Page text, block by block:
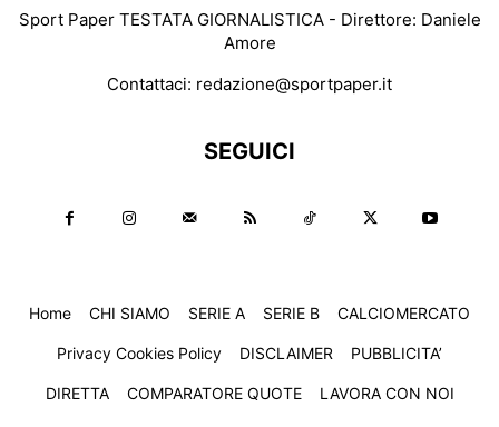
Sport Paper TESTATA GIORNALISTICA - Direttore: Daniele
Amore
Contattaci: redazione@sportpaper.it
SEGUICI
Home CHI SIAMO SERIE A SERIE B CALCIOMERCATO
Privacy Cookies Policy DISCLAIMER PUBBLICITA’
DIRETTA COMPARATORE QUOTE LAVORA CON NOI